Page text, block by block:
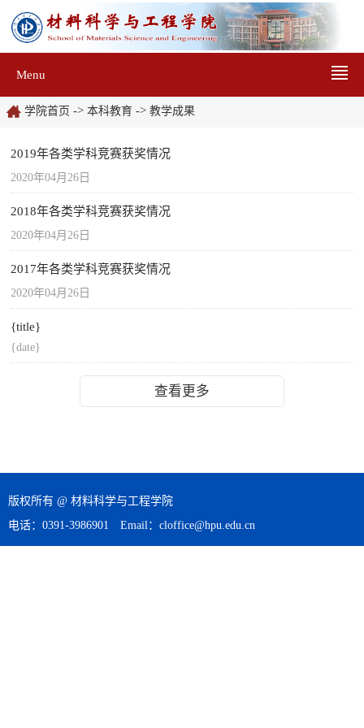
Menu
学院首页 -> 本科教育 -> 教学成果
2019年各类学科竞赛获奖情况
2020年04月26日
2018年各类学科竞赛获奖情况
2020年04月26日
2017年各类学科竞赛获奖情况
2020年04月26日
{title}
{date}
查看更多
版权所有 @ 材料科学与工程学院
电话：0391-3986901 Email：cloffice@hpu.edu.cn